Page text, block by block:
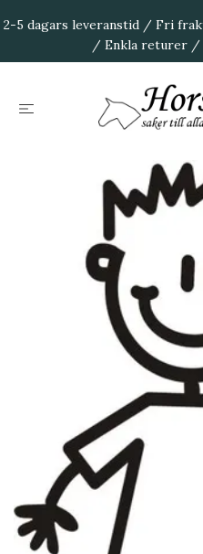
2-5 dagars leveranstid / Fri
/ Enkla returer /